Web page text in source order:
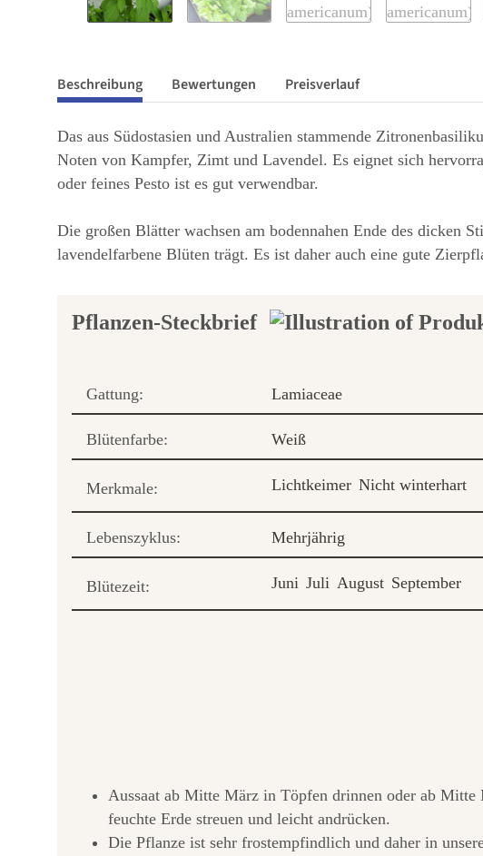
Beschreibung Bewertungen Preisverlauf
Das aus Südostasien und Australien stammende
Noten von Kampfer, Zimt und Lavendel. Es eignet sich
oder feines Pesto ist es gut verwendbar.
Die großen Blätter wachsen am bodennahen Ende des dicken
lavendelfarbene Blüten trägt. Es ist daher auch eine gute
Pflanzen-Steckbrief
Gattung: Lamiaceae
Blütenfarbe: Weiß
Merkmale: Lichtkeimer Nicht winterhart
Lebenszyklus: Mehrjährig
Blütezeit: Juni Juli August September
Aussaat ab Mitte März in Töpfen drinnen oder ab
feuchte Erde streuen und leicht andrücken.
Die Pflanze ist sehr frostempfindlich und daher in